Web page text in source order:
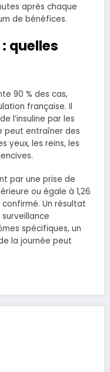
après chaque
de bénéfices.
quelles
90 % des cas,
française. Il
l’insuline par les
peut entraîner des
yeux, les reins, les
par une prise de
ou égale à 1,26
Un résultat
spécifiques, un
la journée peut